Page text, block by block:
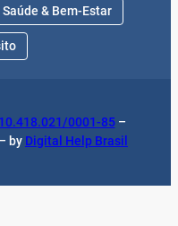
Saúde & Bem-Estar
10.418.021/0001-85–
by Digital Help Brasil